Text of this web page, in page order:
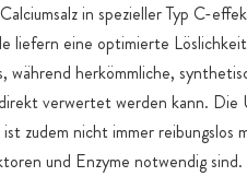
in spezieller Typ C-
liefern eine optimierte
während herkömmliche,
verwertet werden kann. Die
zudem nicht immer reibungslos
und Enzyme notwendig sind.